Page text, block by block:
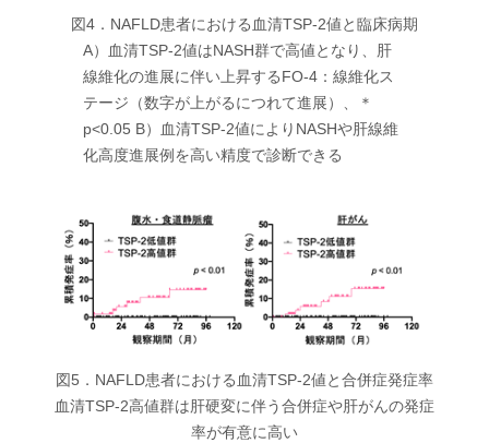
図4．NAFLD患者における血清TSP-2値と臨床病期
A）血清TSP-2値はNASH群で高値となり、肝
線維化の進展に伴い上昇するFO-4：線維化ス
テージ（数字が上がるにつれて進展）、＊
p<0.05 B）血清TSP-2値によりNASHや肝線維
化高度進展例を高い精度で診断できる
図5．NAFLD患者における血清TSP-2値と合併症発症率
血清TSP-2高値群は肝硬変に伴う合併症や肝がんの発症
率が有意に高い